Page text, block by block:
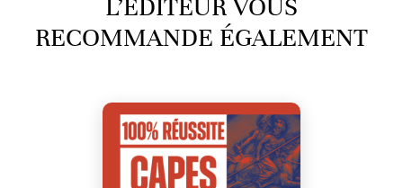
L’ÉDITEUR VOUS
RECOMMANDE ÉGALEMENT